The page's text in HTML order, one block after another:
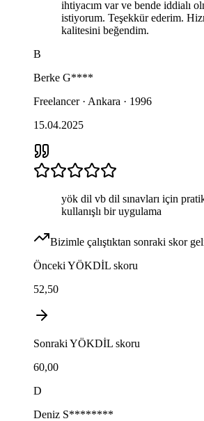
ihtiyacım var ve bende iddialı
istiyorum. Teşekkür ederim.
kalitesini beğendim.
B
Berke G****
Freelancer · Ankara · 1996
15.04.2025
yök dil vb dil sınavları için
kullanışlı bir uygulama
Bizimle çalıştıktan sonraki skor
Önceki YÖKDİL skoru
52,50
Sonraki YÖKDİL skoru
60,00
D
Deniz S********